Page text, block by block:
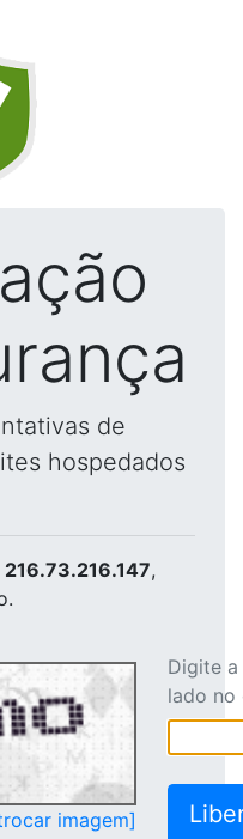
de
hospedados
216.73.216.147,
imagem]
Digite
lado no